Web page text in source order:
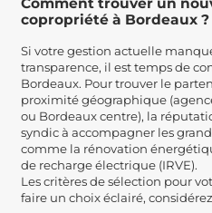
copropriété à Bordeaux ?
Si votre gestion actuelle
transparence, il est temps de
Bordeaux. Pour trouver le
proximité géographique
ou Bordeaux centre), la
syndic à accompagner les
comme la rénovation
de recharge électrique (IRVE).
Les critères de sélection pour
faire un choix éclairé,